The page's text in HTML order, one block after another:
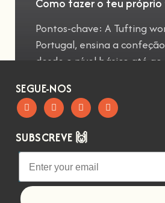
Como fazer o teu
Pontos-chave: A Tufting
Portugal, ensina a
desde o nível básico até
SEGUE-NOS
SUBSCREVE 🙌